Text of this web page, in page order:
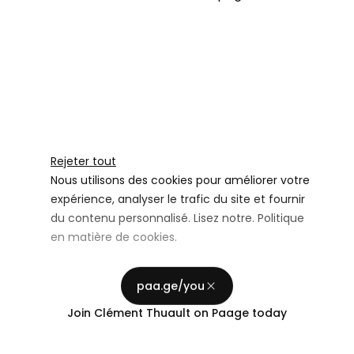
Rejeter tout
Nous utilisons des cookies pour améliorer votre
expérience, analyser le trafic du site et fournir
du contenu personnalisé. Lisez notre. Politique
en matière de cookies.
Stockage publicitairePersonnaliser
Accepter tout
paa.ge/you
Join Clément Thuault on Paage today